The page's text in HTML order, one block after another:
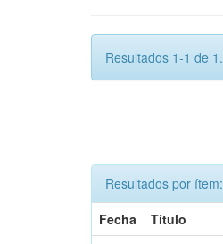
Resultados 1-1 de 1.
Resultados por ítem:
Fecha
Título